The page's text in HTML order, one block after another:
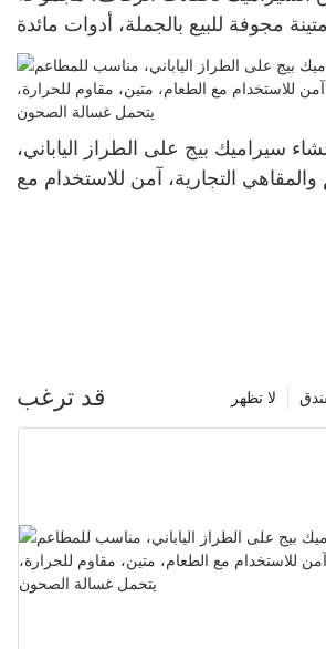
مجوفة للبيع بالجملة، أدوات مائدة
لتزيين الحفلات والمناسبات
سيراميك بيج على الطراز الياباني،
التجارية، آمن للاستخدام مع
قد ترغب لا تظهر